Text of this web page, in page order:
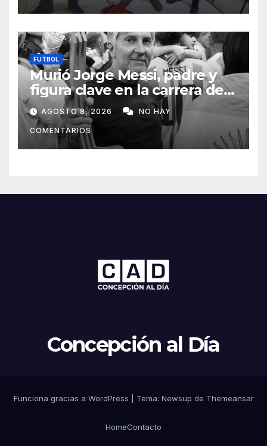
FUTBOL
Murió Jorge Messi, padre y
figura clave en la carrera de
Lionel Messi
AGOSTO 8, 2026 NO HAY
COMENTARIOS
Concepción al Día
Funciona gracias a WordPress Tema: Newsup de Themeansar
HomeContacto